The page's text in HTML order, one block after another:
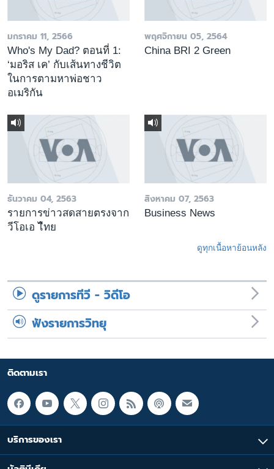
มกราคม 11, 2566
Who's My Dad? ตอนที่ 1:
‘มอริส เค’ กับเส้นทางชีวิต
ในการตามหาพ่อชาว
อเมริกัน
พฤศจิกายน 05, 2564
China BRI 2 Green
ธันวาคม 04, 2563
รายการข่าวสดสายตรงจาก
วีโอเอ ไืทย
สิงหาคม 07, 2563
Business News
ดูทุกเนื้อหาย้อนหลัง
ดูรายการทีวี - วิดีโอ
ฟังรายการวิทยุ
ติดตามเรา
บริการของเรา